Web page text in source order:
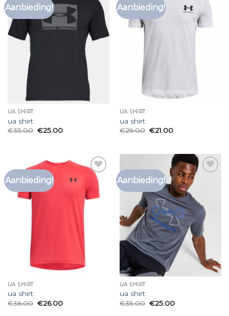
Aanbieding!
Toevoegen
verlanglijst
UA SHIRT
ua shirt
€35.00 €25.00
Aanbieding!
Toevoegen
aan
verlanglijst
UA SHIRT
ua shirt
€29.00 €21.00
Aanbieding!
Toevoegen
aan
verlanglijst
UA SHIRT
ua shirt
€36.00 €26.00
Aanbieding!
Toevoegen
verlanglijst
UA SHIRT
ua shirt
€35.00 €25.00